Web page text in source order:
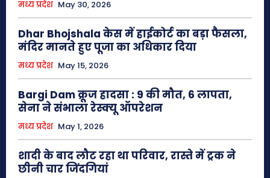
मध्य प्रदेश May 30, 2026
Dhar Bhojshala केस में हाईकोर्ट का बड़ा फैसला,
मंदिर मानते हुए पूजा का अधिकार दिया
मध्य प्रदेश May 15, 2026
Bargi Dam क्रूज हादसा : 9 की मौत, 6 लापता,
सेना ने संभाला रेस्क्यू ऑपरेशन
मध्य प्रदेश May 1, 2026
शादी के बाद लौट रहा था परिवार, रास्ते में ट्रक ने
छीनी चार जिंदगियां